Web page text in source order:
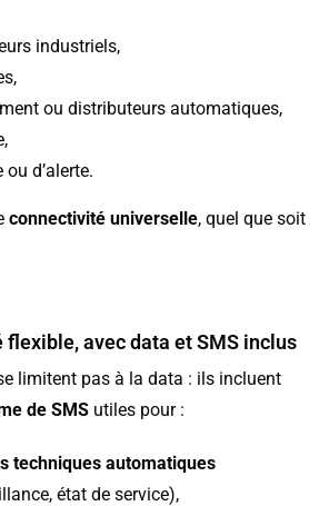
industriels,
ou distributeurs automatiques,
d’alerte.
connectivité universelle, quel que soit
flexible, avec data et SMS inclus
limitent pas à la data : ils incluent
de SMS utiles pour :
techniques automatiques
état de service),